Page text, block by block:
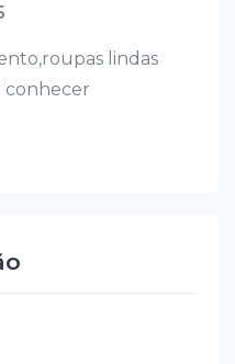
lindas
conhecer